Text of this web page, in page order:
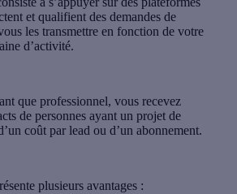
et qualifient des demandes de
les transmettre en fonction de votre
d’activité.
que professionnel, vous recevez
de personnes ayant un projet de
coût par lead ou d’un abonnement.
plusieurs avantages :